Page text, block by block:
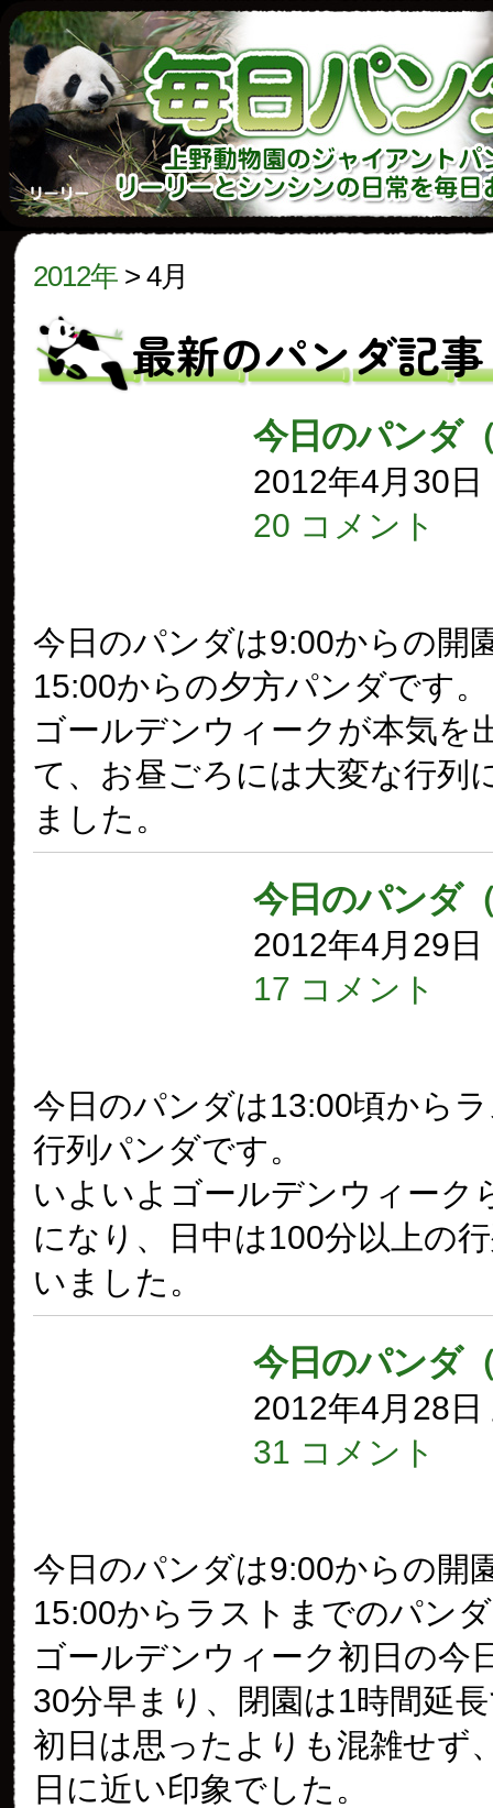
2012年 > 4月
最新のパンダ記事
今日のパンダ
2012年4月30日
20 コメント
今日のパンダは9:00からの開
15:00からの夕方パンダです。
ゴールデンウィークが本気を
て、お昼ごろには大変な行列
ました。
今日のパンダ
2012年4月29日
17 コメント
今日のパンダは13:00頃から
行列パンダです。
いよいよゴールデンウィーク
になり、日中は100分以上の
いました。
今日のパンダ
2012年4月28日
31 コメント
今日のパンダは9:00からの開
15:00からラストまでのパン
ゴールデンウィーク初日の今
30分早まり、閉園は1時間延
初日は思ったよりも混雑せず
日に近い印象でした。